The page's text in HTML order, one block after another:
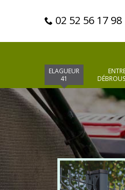
02 52 56 17 98
ELAGUEUR
41